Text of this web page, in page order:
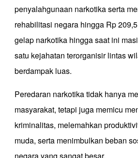
penyalahgunaan narkotika serta
rehabilitasi negara hingga Rp
gelap narkotika hingga saat ini
satu kejahatan terorganisir lintas
berdampak luas.
Peredaran narkotika tidak hanya
masyarakat, tetapi juga memicu
kriminalitas, melemahkan
muda, serta menimbulkan beban